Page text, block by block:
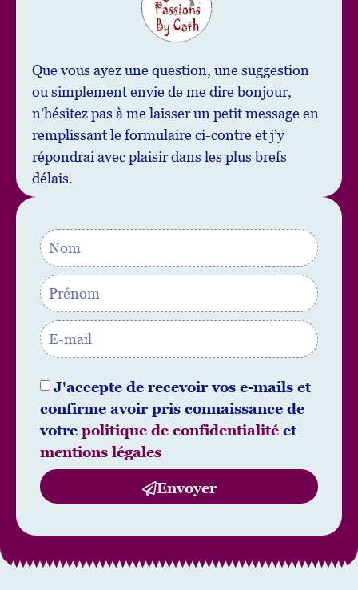
Que vous ayez une question, une suggestion
ou simplement envie de me dire bonjour,
n’hésitez pas à me laisser un petit message en
remplissant le formulaire ci-contre et j’y
répondrai avec plaisir dans les plus brefs
délais.
J'accepte de recevoir vos e-mails et
confirme avoir pris connaissance de
votre politique de confidentialité et
mentions légales
Envoyer